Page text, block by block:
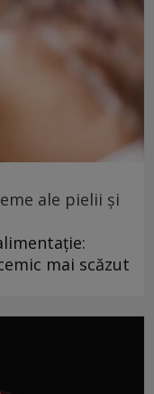
ale pielii și
mai scăzut